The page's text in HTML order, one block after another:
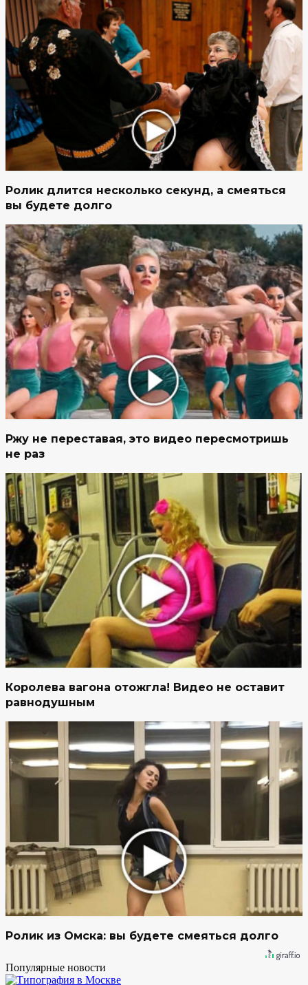
Ролик длится несколько секунд, а смеяться
вы будете долго
Ржу не переставая, это видео пересмотришь
не раз
Королева вагона отожгла! Видео не оставит
равнодушным
Ролик из Омска: вы будете смеяться долго
Популярные новости